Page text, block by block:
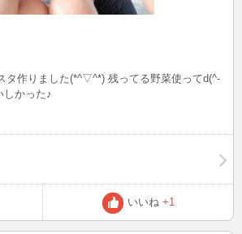
タ作りました(*^▽^*) 残ってる野菜使ってd(^-
しかった♪
いいね +1